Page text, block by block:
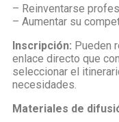
– Reinventarse
– Aumentar su
Inscripción: Pueden
enlace directo que
seleccionar el
necesidades.
Materiales de